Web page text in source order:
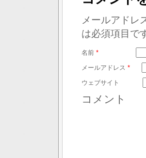
メールアドレ
は必須項目で
名前 *
メールアドレス *
ウェブサイト
コメント